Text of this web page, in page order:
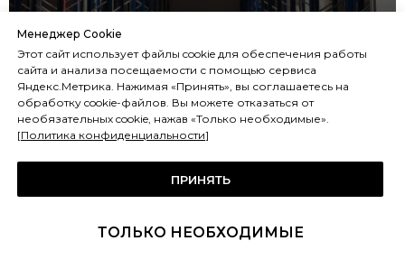
Воздухоохладителей в РЦ
Бристоль
Менеджер Cookie
Этот сайт использует файлы cookie для обеспечения работы
сайта и анализа посещаемости с помощью сервиса
Яндекс.Метрика. Нажимая «Принять», вы соглашаетесь на
обработку cookie-файлов. Вы можете отказаться от
необязательных cookie, нажав «Только необходимые».
[Политика конфиденциальности]
ПРИНЯТЬ
ТОЛЬКО НЕОБХОДИМЫЕ